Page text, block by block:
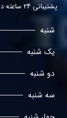
پشتیبانی 24 ساعته در 7 روز هفته
شنبه
یک شنبه
دو شنبه
سه شنبه